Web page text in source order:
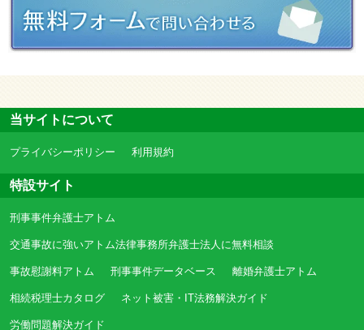
当サイトについて
プライバシーポリシー 利用規約
特設サイト
刑事事件弁護士アトム
交通事故に強いアトム法律事務所弁護士法人に無料相談
事故慰謝料アトム 刑事事件データベース 離婚弁護士アトム
相続税理士カタログ ネット被害・IT法務解決ガイド
労働問題解決ガイド